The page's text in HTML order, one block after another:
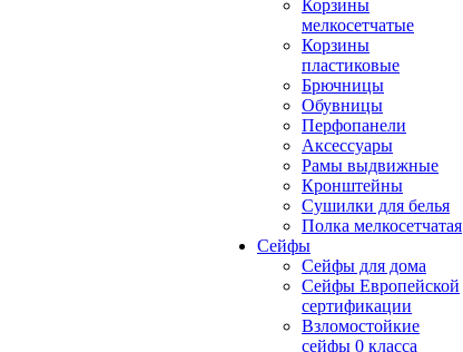
Корзины
мелкосетчатые
Корзины
пластиковые
Брючницы
Обувницы
Перфопанели
Аксессуары
Рамы выдвижные
Кронштейны
Сушилки для белья
Полка мелкосетчатая
Сейфы
Сейфы для дома
Сейфы Европейской
сертификации
Взломостойкие
сейфы 0 класса